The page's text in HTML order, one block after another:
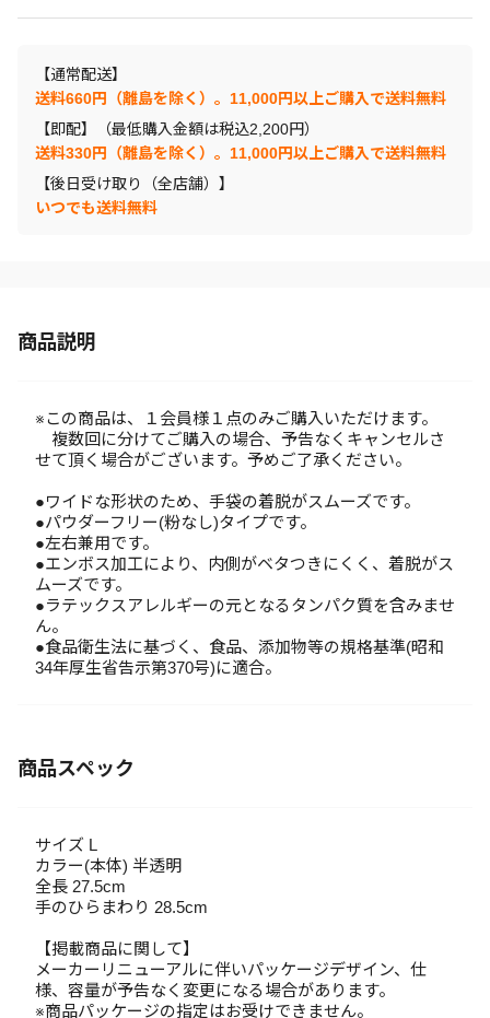
【通常配送】
送料660円（離島を除く）。11,000円以上ご購入で送料無料
【即配】（最低購入金額は税込2,200円）
送料330円（離島を除く）。11,000円以上ご購入で送料無料
【後日受け取り（全店舗）】
いつでも送料無料
商品説明
※この商品は、１会員様１点のみご購入いただけます。
複数回に分けてご購入の場合、予告なくキャンセルさ
せて頂く場合がございます。予めご了承ください。
●ワイドな形状のため、手袋の着脱がスムーズです。
●パウダーフリー(粉なし)タイプです。
●左右兼用です。
●エンボス加工により、内側がベタつきにくく、着脱がス
ムーズです。
●ラテックスアレルギーの元となるタンパク質を含みませ
ん。
●食品衛生法に基づく、食品、添加物等の規格基準(昭和
34年厚生省告示第370号)に適合。
商品スペック
サイズ L
カラー(本体) 半透明
全長 27.5cm
手のひらまわり 28.5cm
【掲載商品に関して】
メーカーリニューアルに伴いパッケージデザイン、仕
様、容量が予告なく変更になる場合があります。
※商品パッケージの指定はお受けできません。